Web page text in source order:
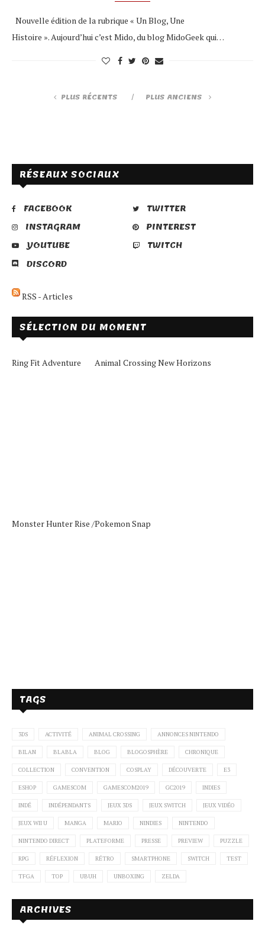
Nouvelle édition de la rubrique « Un Blog, Une
Histoire ». Aujourd’hui c’est Mido, du blog MidoGeek qui…
PLUS RÉCENTS PLUS ANCIENS
RÉSEAUX SOCIAUX
FACEBOOK
TWITTER
INSTAGRAM
PINTEREST
YOUTUBE
TWITCH
DISCORD
RSS - Articles
SÉLECTION DU MOMENT
Ring Fit Adventure Animal Crossing New Horizons
Monster Hunter Rise /Pokemon Snap
TAGS
3DS ACTIVITÉ ANIMAL CROSSING ANNONCES NINTENDO
BILAN BLABLA BLOG BLOGOSPHÈRE CHRONIQUE
COLLECTION CONVENTION COSPLAY DÉCOUVERTE E3
ESHOP GAMESCOM GAMESCOM2019 GC2019 INDIES
INDÉ INDÉPENDANTS JEUX 3DS JEUX SWITCH JEUX VIDÉO
JEUX WII U MANGA MARIO NINDIES NINTENDO
NINTENDO DIRECT PLATEFORME PRESSE PREVIEW PUZZLE
RPG RÉFLEXION RÉTRO SMARTPHONE SWITCH TEST
TFGA TOP UBUH UNBOXING ZELDA
ARCHIVES